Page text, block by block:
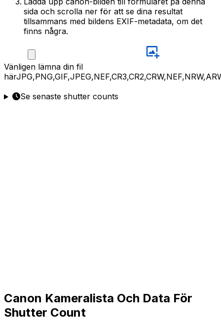
sida och scrolla ner för att se dina resultat
tillsammans med bildens EXIF-metadata, om det
finns några.
Vänligen lämna din fil
här
Se senaste shutter counts
Canon Kameralista Och Data För
Shutter Count